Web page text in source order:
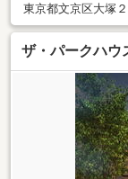
東京都文京区大塚２
ザ・パークハウ